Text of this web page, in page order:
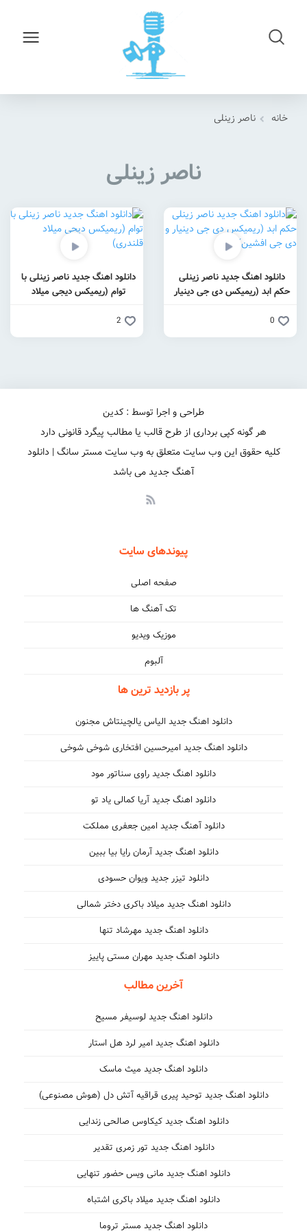
خانه ناصر زینلی
ناصر زینلی
دانلود اهنگ جدید ناصر زینلی
حکم ابد (ریمیکس دی جی دینیار
0
دانلود اهنگ جدید ناصر زینلی با
توام (ریمیکس دیجی میلاد
2
طراحی و اجرا توسط : کدین
هر گونه کپی برداری از طرح قالب یا مطالب پیگرد قانونی دارد
کلیه حقوق این وب سایت متعلق به وب سایت مستر سانگ | دانلود
آهنگ جدید می باشد
پیوندهای سایت
صفحه اصلی
تک آهنگ ها
موزیک ویدیو
آلبوم
پر بازدید ترین ها
دانلود اهنگ جدید الیاس یالچینتاش مجنون
دانلود اهنگ جدید امیرحسین افتخاری شوخی شوخی
دانلود اهنگ جدید راوی سناتور مود
دانلود اهنگ جدید آریا کمالی یاد تو
دانلود آهنگ جدید امین جعفری مملکت
دانلود اهنگ جدید آرمان رایا بیا ببین
دانلود تیزر جدید ویوان حسودی
دانلود اهنگ جدید میلاد باکری دختر شمالی
دانلود اهنگ جدید مهرشاد تنها
دانلود اهنگ جدید مهران مستی پاییز
آخرین مطالب
دانلود اهنگ جدید لوسیفر مسیح
دانلود اهنگ جدید امیر لرد هل استار
دانلود اهنگ جدید میث ماسک
دانلود اهنگ جدید توحید پیری قراقیه آتش دل (هوش مصنوعی)
دانلود اهنگ جدید کیکاوس صالحی زندایی
دانلود اهنگ جدید تور زمری تقدیر
دانلود اهنگ جدید مانی ویس حضور تنهایی
دانلود اهنگ جدید میلاد باکری اشتباه
دانلود اهنگ جدید مستر تروما